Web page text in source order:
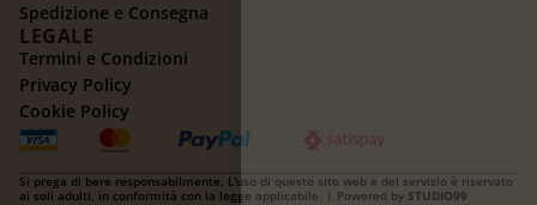
Spedizione e Consegna
LEGALE
Termini e Condizioni
Privacy Policy
Cookie Policy
Si prega di bere responsabilmente. L'uso di questo sito web e del servizio è riservato
ai soli adulti, in conformità con la legge applicabile. | Powered by STUDIO99